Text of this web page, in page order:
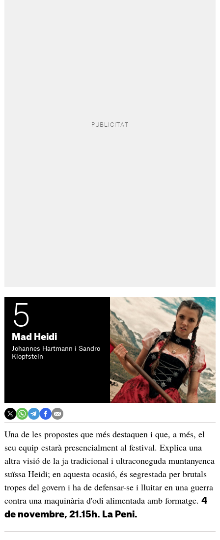
5
Mad Heidi
Johannes Hartmann i Sandro
Klopfstein
Una de les propostes que més destaquen i que, a més, el
seu equip estarà presencialment al festival. Explica una
altra visió de la ja tradicional i ultraconeguda muntanyenca
suïssa Heidi; en aquesta ocasió, és segrestada per brutals
tropes del govern i ha de defensar-se i lluitar en una guerra
contra una maquinària d'odi alimentada amb formatge. 4
de novembre, 21.15h. La Peni.